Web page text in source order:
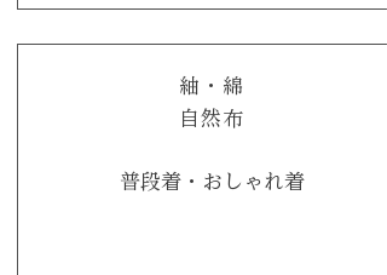
紬・綿
​自然布
普段着・おしゃれ着